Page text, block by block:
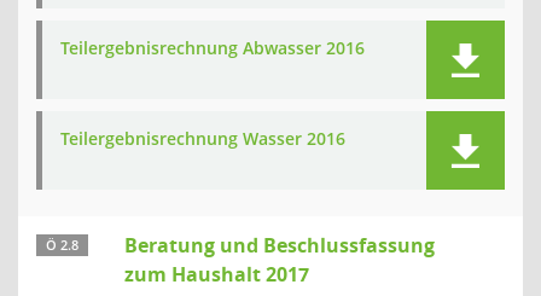
Teilergebnisrechnung Abwasser 2016
Teilergebnisrechnung Wasser 2016
Ö 2.8
Beratung und Beschlussfassung
zum Haushalt 2017